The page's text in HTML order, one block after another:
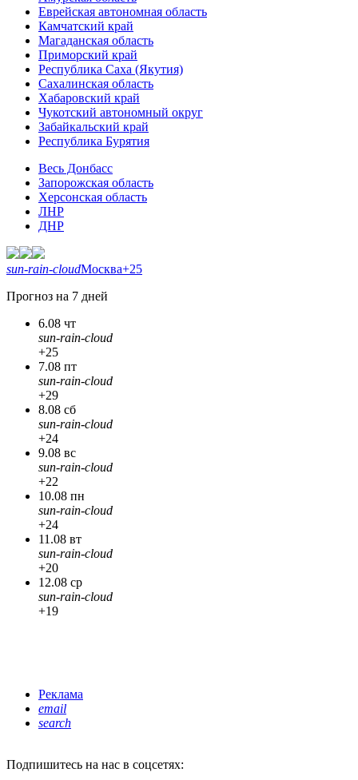
Еврейская автономная область
Камчатский край
Магаданская область
Приморский край
Республика Саха (Якутия)
Сахалинская область
Хабаровский край
Чукотский автономный округ
Забайкальский край
Республика Бурятия
Весь Донбасс
Запорожская область
Херсонская область
ЛНР
ДНР
sun-rain-cloudМосква+25
Прогноз на 7 дней
6.08 чт
sun-rain-cloud
+25
7.08 пт
sun-rain-cloud
+29
8.08 сб
sun-rain-cloud
+24
9.08 вс
sun-rain-cloud
+22
10.08 пн
sun-rain-cloud
+24
11.08 вт
sun-rain-cloud
+20
12.08 ср
sun-rain-cloud
+19
Реклама
email
search
Подпишитесь на нас в соцсетях: